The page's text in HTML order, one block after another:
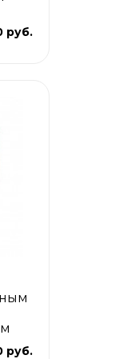
руб.
руб.